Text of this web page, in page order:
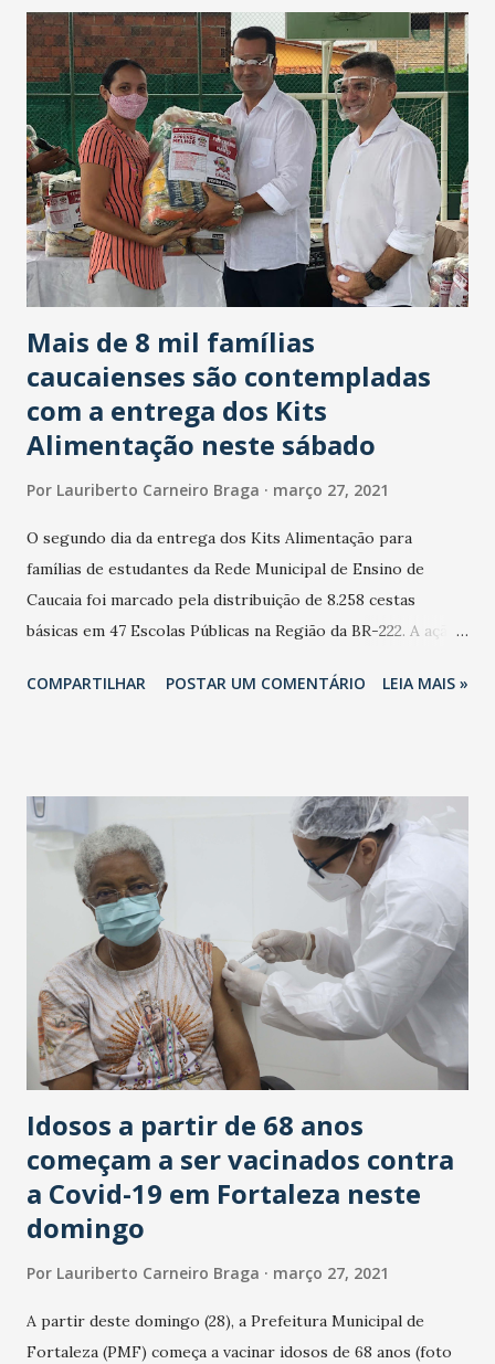
confirmado, em fevereiro de 2020. Nas últimas 24 horas,
também foram contabilizados mais 85.948 casos
confirmados por meio de exames laboratoriais, elevando
para 12.490.362 o total de pessoas já infectadas pelo novo
coronavírus. Das pessoas que adoeceram, 10.879.627 (ou
87% do total) já são consideradas recuperadas, enquanto
1.300.362 (10,4%) seguem sendo acompanhadas. Há ainda
outros 3.607 casos suspeitos sob investigação, à espera
dos resultados dos exames laboratoriais. O ...
Mais de 8 mil famílias
caucaienses são contempladas
com a entrega dos Kits
Alimentação neste sábado
Por Lauriberto Carneiro Braga março 27, 2021
O segundo dia da entrega dos Kits Alimentação para
famílias de estudantes da Rede Municipal de Ensino de
Caucaia foi marcado pela distribuição de 8.258 cestas
básicas em 47 Escolas Públicas na Região da BR-222. A ação
Caucaia, Vitor Valim (Pros) e do vice-prefeito, Deuzinho
caucaienses merecem respeito!" reforça Vitor Valim. Ao
todo, a Prefeitura Municipal de Caucaia (PMC) vai distribuir
um total de 53.342 Kits Alimentação às famílias dos
estudantes da Rede Oficial de Ensino. Garrote e BR-020 já
contempladas - A quinta-feira (25) marcou o início das
entregas do Kit Alimentação. No primeiro dia foram
distribuídos 5.713 kits alimentação em 34 escolas das
regiões Garrote e BR-020. Próximas Regiões - As entregas
seguem nos próximos dias nas Regiões Praia, Sede e Jure...
COMPARTILHAR POSTAR UM COMENTÁRIO LEIA MAIS »
Idosos a partir de 68 anos
começam a ser vacinados contra
a Covid-19 em Fortaleza neste
domingo
Por Lauriberto Carneiro Braga março 27, 2021
A partir deste domingo (28), a Prefeitura Municipal de
Fortaleza (PMF) começa a vacinar idosos de 68 anos (foto